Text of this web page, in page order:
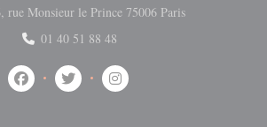
rue Monsieur le Prince 75006 Paris((apre una
01 40 51 88 48
Facebook ((apre una nuova finestra))
Twitter ((apre una nuova finestra))
Instagram ((apre una